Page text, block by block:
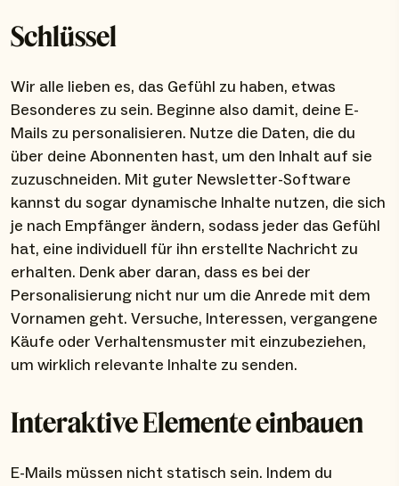
Schlüssel
Wir alle lieben es, das Gefühl zu haben, etwas
Besonderes zu sein. Beginne also damit, deine E-
Mails zu personalisieren. Nutze die Daten, die du
über deine Abonnenten hast, um den Inhalt auf sie
zuzuschneiden. Mit guter Newsletter-Software
kannst du sogar dynamische Inhalte nutzen, die sich
je nach Empfänger ändern, sodass jeder das Gefühl
hat, eine individuell für ihn erstellte Nachricht zu
erhalten. Denk aber daran, dass es bei der
Personalisierung nicht nur um die Anrede mit dem
Vornamen geht. Versuche, Interessen, vergangene
Käufe oder Verhaltensmuster mit einzubeziehen,
um wirklich relevante Inhalte zu senden.
Interaktive Elemente einbauen
E-Mails müssen nicht statisch sein. Indem du